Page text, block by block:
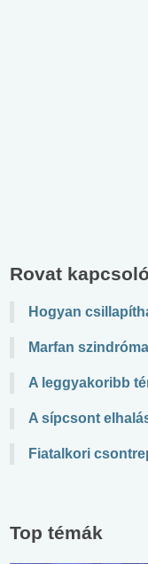
Rovat
Hogyan
Marfan
A leggyakoribb
A sípcsont
Fiatalkori
Top témák